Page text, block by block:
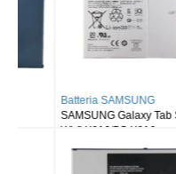
Batteria SAMSUNG
SAMSUNG Galaxy Tab S9 Plus
Wi-fi X810/5G X816